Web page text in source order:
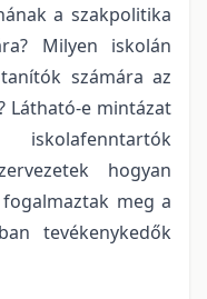
a szakpolitika
Milyen iskolán
számára az
Látható-e mintázat
hogyan
meg a
tevékenykedők